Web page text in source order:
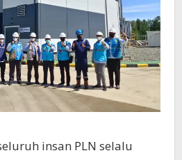
insan PLN selalu